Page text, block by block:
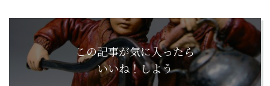
この記事が気に入ったら
いいね！しよう